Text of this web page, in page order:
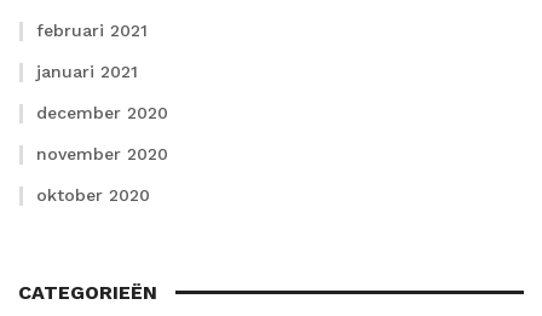
februari 2021
januari 2021
december 2020
november 2020
oktober 2020
CATEGORIEËN